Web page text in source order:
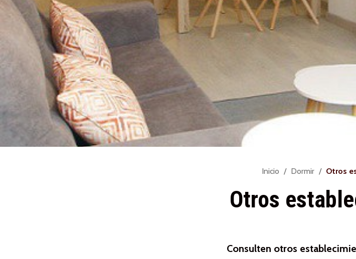
Usted
aquí:
Inicio Dormir Otros
Otros
Consulten otros